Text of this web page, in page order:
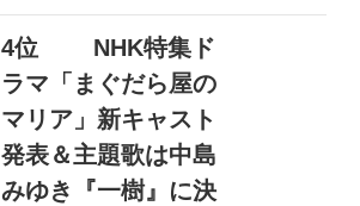
4位
NHK特集ド
ラマ「まぐだら屋の
マリア」新キャスト
発表＆主題歌は中島
みゆき『一樹』に決